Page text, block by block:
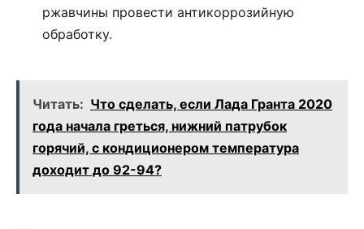
ржавчины провести антикоррозийную
обработку.
Читать: Что сделать, если Лада Гранта 2020
года начала греться, нижний патрубок
горячий, с кондиционером температура
доходит до 92-94?